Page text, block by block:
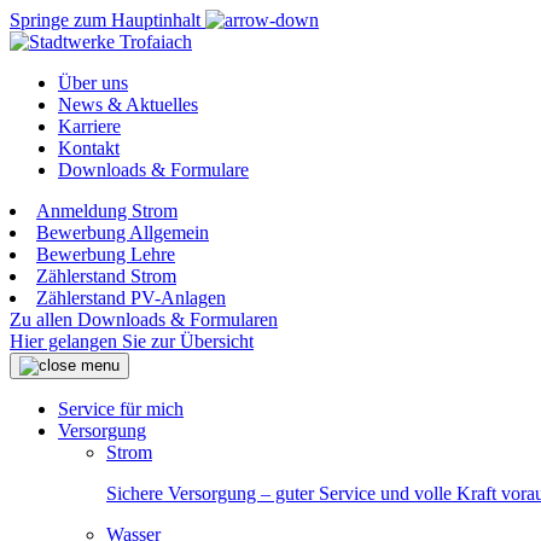
Springe zum Hauptinhalt
Über uns
News & Aktuelles
Karriere
Kontakt
Downloads & Formulare
Anmeldung Strom
Bewerbung Allgemein
Bewerbung Lehre
Zählerstand Strom
Zählerstand PV-Anlagen
Zu allen Downloads & Formularen
Hier gelangen Sie zur Übersicht
Service für mich
Versorgung
Strom
Sichere Versorgung – guter Service und volle Kraft
Wasser